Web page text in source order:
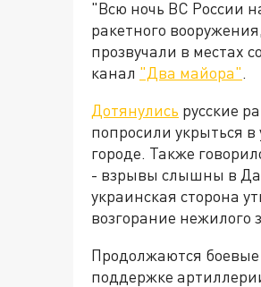
"Всю ночь ВС России
ракетного
прозвучали в местах
канал "Два майора".
Дотянулись русские
попросили укрыться
городе. Также
- взрывы слышны в
украинская сторона
возгорание нежилого
Продолжаются
поддержке